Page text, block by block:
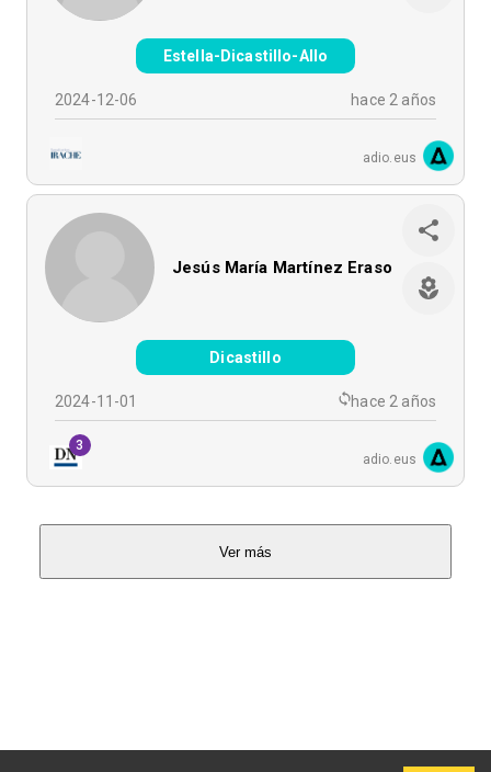
Estella-Dicastillo-Allo
2024-12-06 hace 2 años
adio.eus
Jesús María Martínez Eraso
Dicastillo
2024-11-01 hace 2 años
3
adio.eus
Ver más